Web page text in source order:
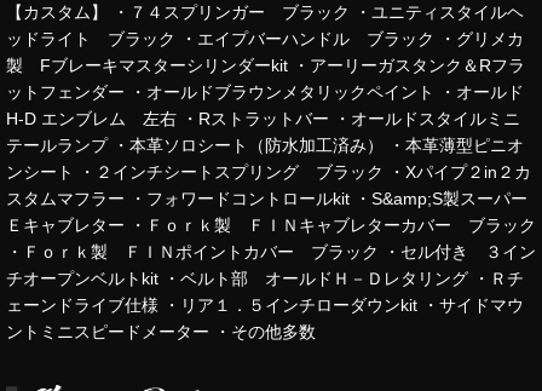
【カスタム】 ・７４スプリンガー ブラック ・ユニティスタイルヘ
ッドライト ブラック ・エイプバーハンドル ブラック ・グリメカ
製 Fブレーキマスターシリンダーkit ・アーリーガスタンク＆Rフラ
ットフェンダー ・オールドブラウンメタリックペイント ・オールド
H-D エンブレム 左右 ・Rストラットバー ・オールドスタイルミニ
テールランプ ・本革ソロシート（防水加工済み） ・本革薄型ピニオ
ンシート ・２インチシートスプリング ブラック ・Xパイプ２in２カ
スタムマフラー ・フォワードコントロールkit ・S&amp;S製スーパー
Ｅキャブレター ・Ｆｏｒｋ製 ＦＩＮキャブレターカバー ブラック
・Ｆｏｒｋ製 ＦＩＮポイントカバー ブラック ・セル付き ３イン
チオープンベルトkit ・ベルト部 オールドＨ－Ｄレタリング ・Ｒチ
ェーンドライブ仕様 ・リア１．５インチローダウンkit ・サイドマウ
ントミニスピードメーター ・その他多数